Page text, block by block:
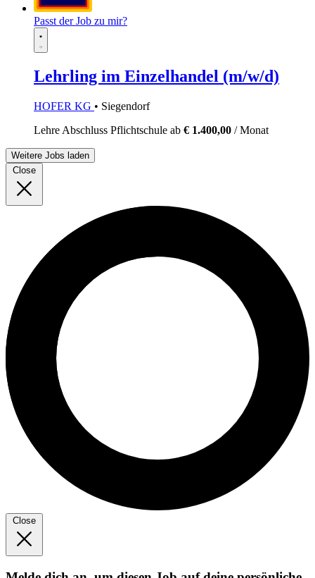
Passt der Job zu mir?
Lehrling im Einzelhandel (m/w/d)
HOFER KG • Siegendorf
Lehre Abschluss Pflichtschule ab € 1.400,00 / Monat
Weitere Jobs laden
Close
Close